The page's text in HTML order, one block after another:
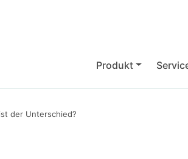
Produkt
der Unterschied?